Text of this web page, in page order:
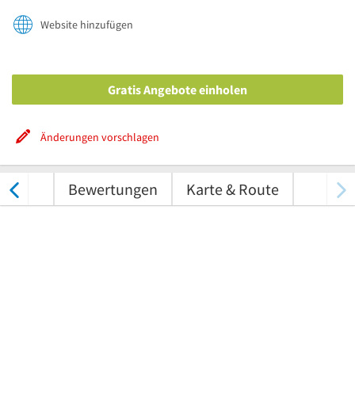
Website hinzufügen
Gratis Angebote einholen
Änderungen vorschlagen
Bewertungen Karte & Route